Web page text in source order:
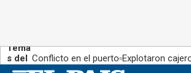
Tema
s del
día:
Conflicto en el puerto Explotaron